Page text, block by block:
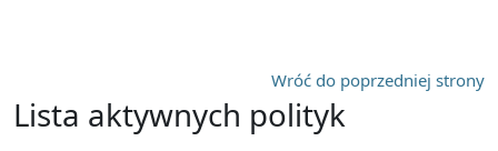
Wróć do poprzedniej strony
Lista aktywnych polityk